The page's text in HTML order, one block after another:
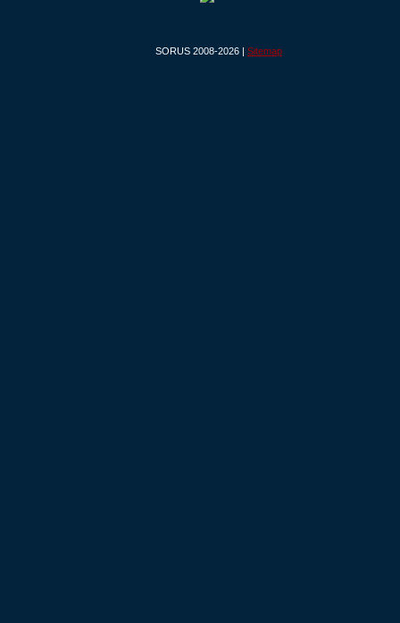
SORUS 2008-2026 | Sitemap